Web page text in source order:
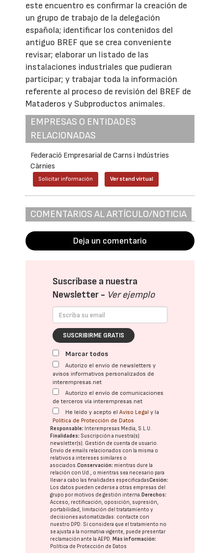
este encuentro es confirmar la creación de
un grupo de trabajo de la delegación
española; identificar los contenidos del
antiguo BREF que se crea conveniente
revisar; elaborar un listado de las
instalaciones industriales que pudieran
participar; y trabajar toda la información
referente al proceso de revisión del BREF de
Mataderos y Subproductos animales.
EMPRESAS O ENTIDADES
RELACIONADAS
Federació Empresarial de Carns i Indústries
Càrnies
Solicitar información Ver stand virtual
COMENTARIOS AL ARTÍCULO/NOTICIA
Deja un comentario
Suscríbase a nuestra
Newsletter - Ver ejemplo
SUSCRIBIRME GRATIS
Marcar todos
Autorizo el envío de newsletters y
avisos informativos personalizados de
interempresas.net
Autorizo el envío de comunicaciones
de terceros vía interempresas.net
He leído y acepto elAviso Legal y la
Política de Protección de Datos
Responsable: Interempresas Media, S.L.U.
Finalidades: Suscripción a nuestra(s)
newsletter(s). Gestión de cuenta de usuario.
Envío de emails relacionados con la misma o
relativos a intereses similares o
asociados.Conservación: mientras dure la
relación con Ud., o mientras sea necesario para
llevar a cabo las finalidades especificadasCesión:
Los datos pueden cederse a otras empresas del
grupo por motivos de gestión interna. Derechos:
Acceso, rectificación, oposición, supresión,
portabilidad, limitación del tratatamiento y
decisiones automatizadas: contacte con
nuestro DPD. Si considera que el tratamiento no
se ajusta a la normativa vigente, puede presentar
reclamación ante laAEPD. Más información:
Política de Protección de Datos